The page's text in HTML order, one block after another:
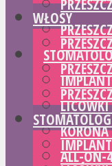
LICÓWKI
ALL-ON-
WŁOSY